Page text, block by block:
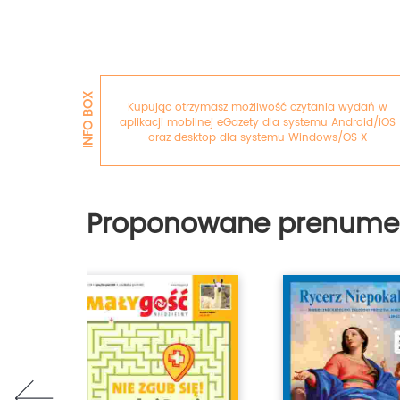
INFO BOX
Kupując otrzymasz możliwość czytania wydań w
aplikacji mobilnej eGazety dla systemu Android/iOS
oraz desktop dla systemu Windows/OS X
Proponowane